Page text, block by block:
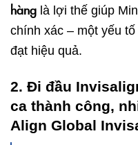
hàng là lợi thế giúp
chính xác – một yếu
đạt hiệu quả.
2. Đi đầu
ca thành công,
Align Global